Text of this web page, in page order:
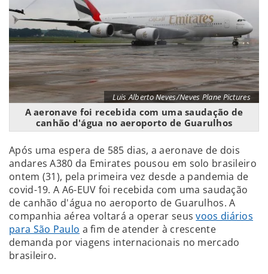
Luis Alberto Neves/Neves Plane Pictures
A aeronave foi recebida com uma saudação de
canhão d'água no aeroporto de Guarulhos
Após uma espera de 585 dias, a aeronave de dois
andares A380 da Emirates pousou em solo brasileiro
ontem (31), pela primeira vez desde a pandemia de
covid-19. A A6-EUV foi recebida com uma saudação
de canhão d'água no aeroporto de Guarulhos. A
companhia aérea voltará a operar seusvoos diários
para São Paulo a fim de atender à crescente
demanda por viagens internacionais no mercado
brasileiro.